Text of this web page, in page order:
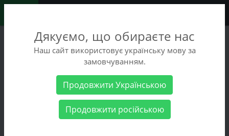
+38 (068) 486-90-09
+38 (093) 486-90-09
Чоловічі товари Чоловіче взуття Кросівки
Дякуємо, що обираєте нас
Наш сайт використовує українську мову за
замовчуванням.
Продовжити Українською
Продовжити російською